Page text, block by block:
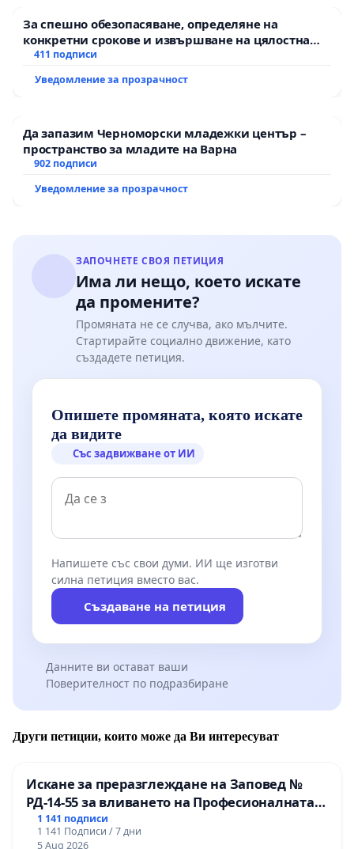
За спешно обезопасяване, определяне на
конкретни срокове и извършване на цялостна
рехабилитация на републиканския път между
Мирово - к.к. Момин проход
411 подписи
Уведомление за прозрачност
Да запазим Черноморски младежки център –
пространство за младите на Варна
902 подписи
Уведомление за прозрачност
ЗАПОЧНЕТЕ СВОЯ ПЕТИЦИЯ
Има ли нещо, което искате
да промените?
Промяната не се случва, ако мълчите.
Стартирайте социално движение, като
създадете петиция.
Опишете промяната, която искате
да видите
Със задвижване от ИИ
Напишете със свои думи. ИИ ще изготви
силна петиция вместо вас.
Създаване на петиция
Данните ви остават ваши
Поверителност по подразбиране
Други петиции, които може да Ви интересуват
Искане за преразглеждане на Заповед №
РД-14-55 за вливането на Професионалната
гимназия по промишлени технологии в
Професионалната гимназия по икономика и
1 141 подписи
1 141 Подписи / 7 дни
5 Aug 2026